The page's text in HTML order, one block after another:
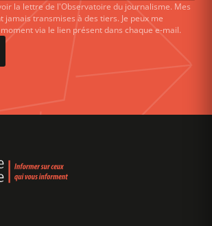
la lettre de l'Observatoire du journalisme. Mes
jamais transmises à des tiers. Je peux me
via le lien présent dans chaque e-mail.